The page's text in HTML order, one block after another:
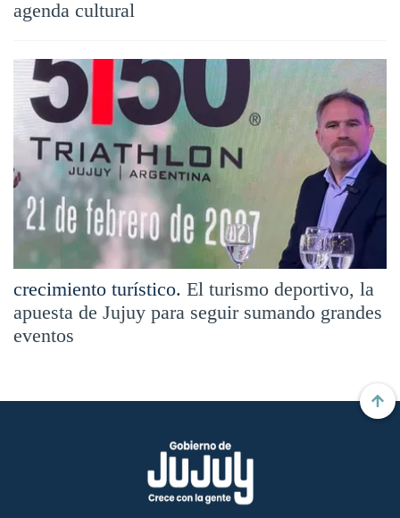
agenda cultural
crecimiento turístico. El turismo deportivo, la
apuesta de Jujuy para seguir sumando grandes
eventos